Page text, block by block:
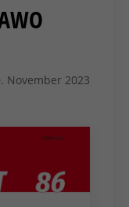
November 2023